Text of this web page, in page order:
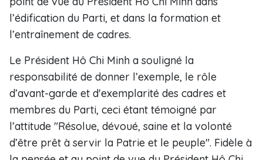
l’édification du Parti, et dans la formation et
l’entraînement de cadres.
Le Président Hô Chi Minh a souligné la
responsabilité de donner l’exemple, le rôle
d’avant-garde et d'exemplarité des cadres et
membres du Parti, ceci étant témoigné par
l’attitude "Résolue, dévoué, saine et la volonté
d’être prêt à servir la Patrie et le peuple". Fidèle à